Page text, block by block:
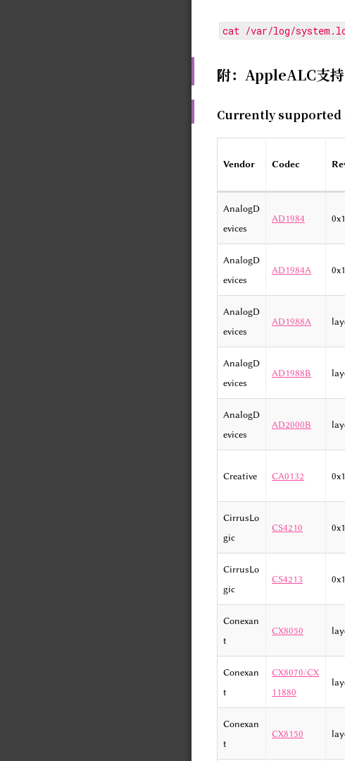
cat /var/log/
附：AppleALC支
Currently supported
Vendor Codec
AnalogD
evices
AD1984
AnalogD
evices
AD1984A
AnalogD
evices
AD1988A
AnalogD
evices
AD1988B
AnalogD
evices
AD2000B
Creative CA0132
CirrusLo
gic
CS4210
CirrusLo
gic
CS4213
Conexan
t
CX8050
Conexan
t
CX8070/CX
11880
Conexan
t
CX8150